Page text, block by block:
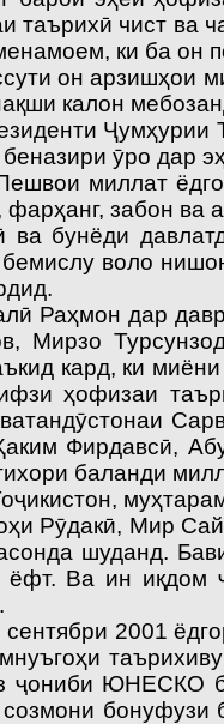
чист ва
ки ба он
он арзишҳои
калон
ӯро дар
миллат
забон
ва бунёди
воло
дар
Мирзо
кард, ки
ҳофизаи
Фирдавсӣ,
баланди
Рӯдакӣ, Мир
шуданд.
Ва ин иқдом
2001
ҷониби ЮНЕСКО